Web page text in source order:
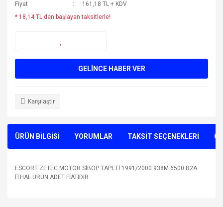
Fiyat
161,18 TL + KDV
* 18,14 TL den başlayan taksitlerle!
GELİNCE HABER VER
Karşılaştır
ÜRÜN BİLGİSİ YORUMLAR TAKSİT SEÇENEKLERİ
ESCORT ZETEC MOTOR SİBOP TAPETİ 1991/2000 938M 6500 B2A
İTHAL ÜRÜN.ADET FİATIDIR